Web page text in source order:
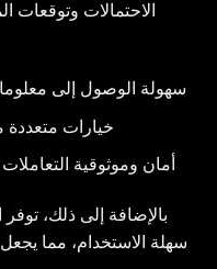
الاحتمالات وتوقعات
سهولة الوصول إلى
خيارات متعددة
أمان وموثوقية
بالإضافة إلى ذلك،
سهلة الاستخدام، مما